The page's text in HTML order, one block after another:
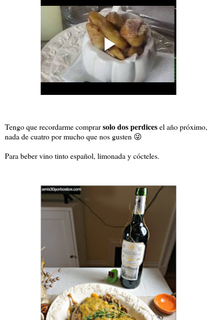
Tengo que recordarme comprarsolo dos perdicesel año próximo,
nada de cuatro por mucho que nos gusten 😜
Para beber vino tinto español, limonada y cócteles.